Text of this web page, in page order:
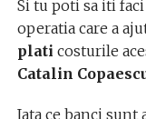
Si tu poti sa iti
operatia care a
plati costurile
Catalin
Iata ce banci sunt